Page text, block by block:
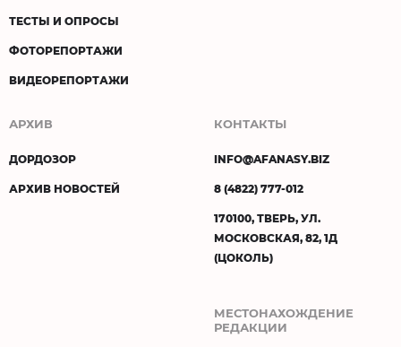
ТЕСТЫ И ОПРОСЫ
ФОТОРЕПОРТАЖИ
ВИДЕОРЕПОРТАЖИ
АРХИВ
ДОРДОЗОР
АРХИВ НОВОСТЕЙ
КОНТАКТЫ
INFO@AFANASY.BIZ
8 (4822) 777-012
170100, ТВЕРЬ, УЛ.
МОСКОВСКАЯ, 82, 1Д
(ЦОКОЛЬ)
МЕСТОНАХОЖДЕНИЕ
РЕДАКЦИИ